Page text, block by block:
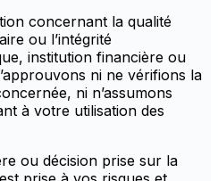
concernant la qualité
ou l’intégrité
institution financière ou
ni ne vérifions la
ni n’assumons
à votre utilisation des
ou décision prise sur la